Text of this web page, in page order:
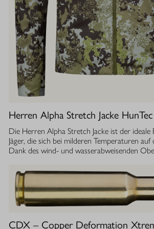
Herren Alpha Stretch Jacke
Die Herren Alpha Stretch Jacke ist der ideale
Jäger, die sich bei milderen Temperaturen auf
Dank des wind- und wasserabweisenden
leicht und dehnbar ist. Die geräuscharme
dafür, dass Sie sich unbemerkt fortbewegen
luftdurchlässige Isolierung ermöglicht einen
Feuchtigkeitstransport, sodass Sie auch bei
Aktivitäten stets ein angenehmes Tragegefühl
CDX – Copper Deformation